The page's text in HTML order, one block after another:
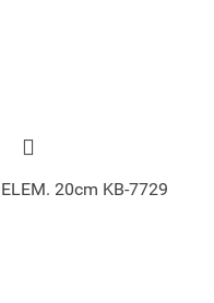
ELEM. 20cm KB-7729